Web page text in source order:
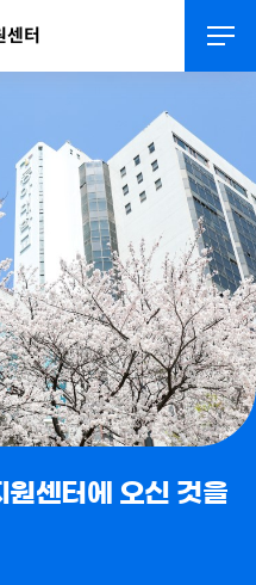
센터
센터에 오신 것을